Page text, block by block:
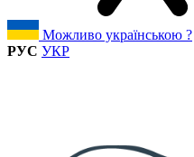
Можливо українською ?
РУС УКР